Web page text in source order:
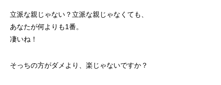
立派な親じゃない？立派な親じゃなくても、
あなたが何よりも1番。
凄いね！
そっちの方がダメより、楽じゃないですか？